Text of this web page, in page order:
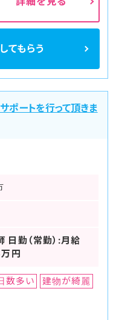
てもらう
ポートを行って頂きま
日勤（常勤）:月給
円
数多い
建物が綺麗